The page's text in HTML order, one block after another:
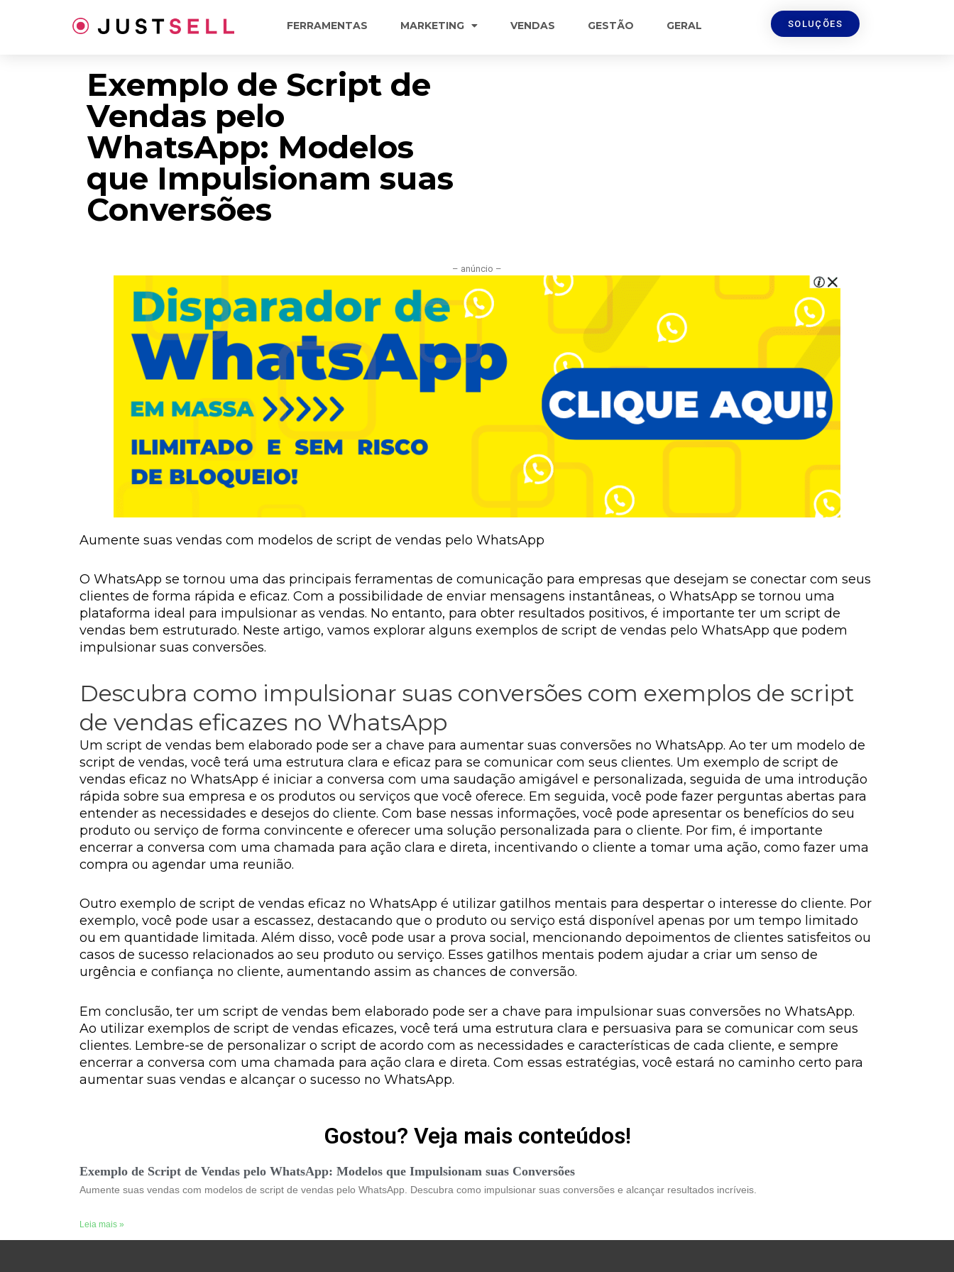
FERRAMENTAS MARKETING VENDAS GESTÃO GERAL SOLUÇÕES
Exemplo de Script de
Vendas pelo
WhatsApp: Modelos
que Impulsionam suas
Conversões
– anúncio –
Aumente suas vendas com modelos de script de vendas pelo WhatsApp
O WhatsApp se tornou uma das principais ferramentas de comunicação para empresas que desejam se conectar com seus
clientes de forma rápida e eficaz. Com a possibilidade de enviar mensagens instantâneas, o WhatsApp se tornou uma
plataforma ideal para impulsionar as vendas. No entanto, para obter resultados positivos, é importante ter um script de
vendas bem estruturado. Neste artigo, vamos explorar alguns exemplos de script de vendas pelo WhatsApp que podem
impulsionar suas conversões.
Descubra como impulsionar suas conversões com exemplos de script
de vendas eficazes no WhatsApp
Um script de vendas bem elaborado pode ser a chave para aumentar suas conversões no WhatsApp. Ao ter um modelo de
script de vendas, você terá uma estrutura clara e eficaz para se comunicar com seus clientes. Um exemplo de script de
vendas eficaz no WhatsApp é iniciar a conversa com uma saudação amigável e personalizada, seguida de uma introdução
rápida sobre sua empresa e os produtos ou serviços que você oferece. Em seguida, você pode fazer perguntas abertas para
entender as necessidades e desejos do cliente. Com base nessas informações, você pode apresentar os benefícios do seu
produto ou serviço de forma convincente e oferecer uma solução personalizada para o cliente. Por fim, é importante
encerrar a conversa com uma chamada para ação clara e direta, incentivando o cliente a tomar uma ação, como fazer uma
compra ou agendar uma reunião.
Outro exemplo de script de vendas eficaz no WhatsApp é utilizar gatilhos mentais para despertar o interesse do cliente. Por
exemplo, você pode usar a escassez, destacando que o produto ou serviço está disponível apenas por um tempo limitado
ou em quantidade limitada. Além disso, você pode usar a prova social, mencionando depoimentos de clientes satisfeitos ou
casos de sucesso relacionados ao seu produto ou serviço. Esses gatilhos mentais podem ajudar a criar um senso de
urgência e confiança no cliente, aumentando assim as chances de conversão.
Em conclusão, ter um script de vendas bem elaborado pode ser a chave para impulsionar suas conversões no WhatsApp.
Ao utilizar exemplos de script de vendas eficazes, você terá uma estrutura clara e persuasiva para se comunicar com seus
clientes. Lembre-se de personalizar o script de acordo com as necessidades e características de cada cliente, e sempre
encerrar a conversa com uma chamada para ação clara e direta. Com essas estratégias, você estará no caminho certo para
aumentar suas vendas e alcançar o sucesso no WhatsApp.
Gostou? Veja mais conteúdos!
Exemplo de Script de Vendas pelo WhatsApp: Modelos que Impulsionam suas Conversões
Aumente suas vendas com modelos de script de vendas pelo WhatsApp. Descubra como impulsionar suas conversões e alcançar resultados incríveis.
Leia mais »